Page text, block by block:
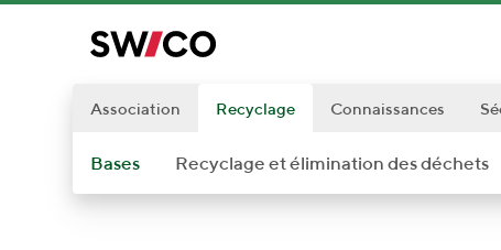
Association Recyclage
Bases Recyclage et élimination des déchets
Connaissances